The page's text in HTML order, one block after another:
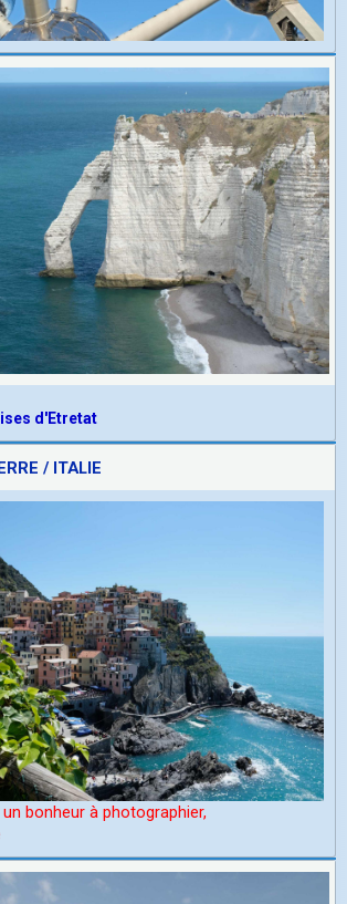
d'Etretat
bonheur à photographier,